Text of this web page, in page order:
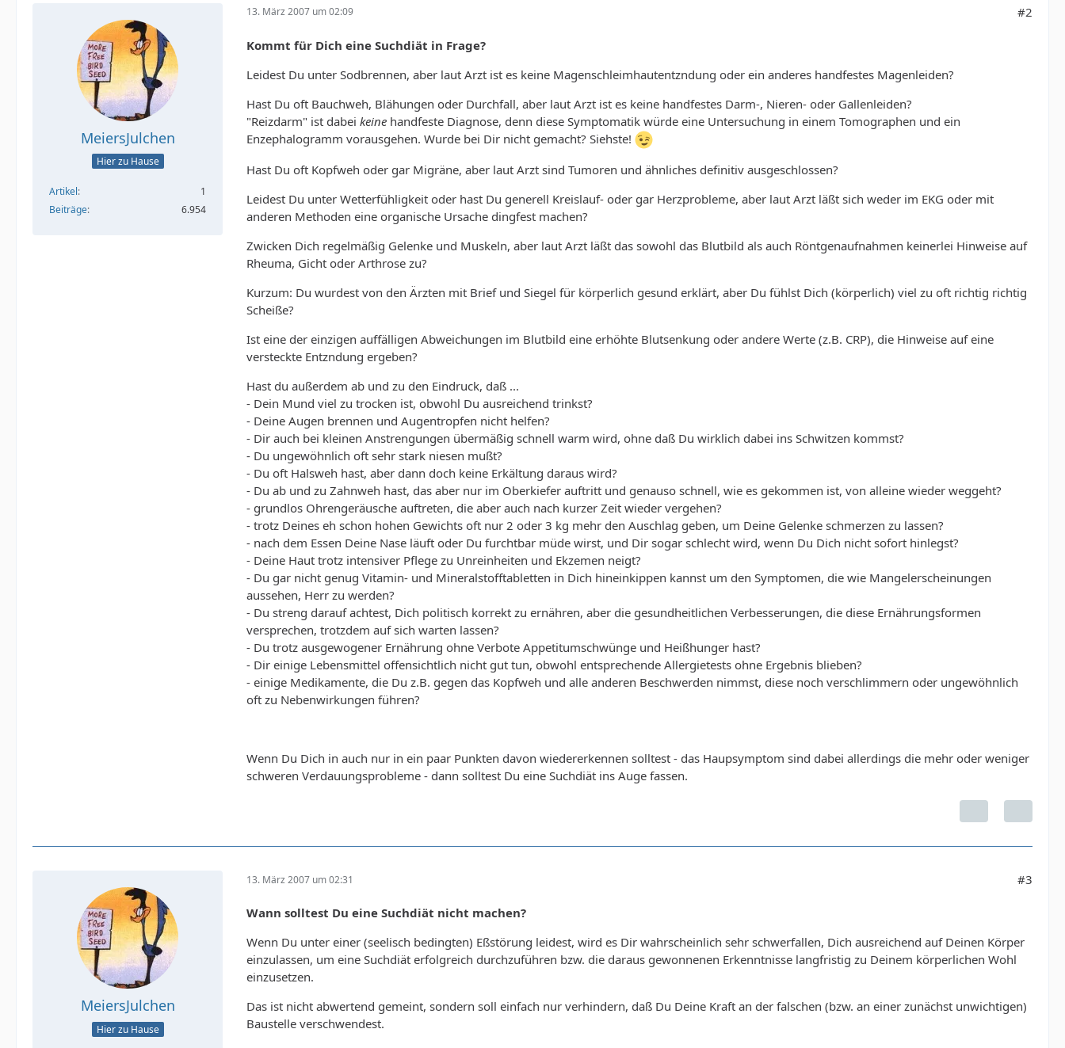
MeiersJulchen
Hier zu Hause
Artikel
1
Beiträge
6.954
13. März 2007 um 02:09 #2
Kommt für Dich eine Suchdiät in Frage?
Leidest Du unter Sodbrennen, aber laut Arzt ist es keine Magenschleimhautentzndung oder ein anderes handfestes Magenleiden?
Hast Du oft Bauchweh, Blähungen oder Durchfall, aber laut Arzt ist es keine handfestes Darm-, Nieren- oder Gallenleiden?
"Reizdarm" ist dabei keine handfeste Diagnose, denn diese Symptomatik würde eine Untersuchung in einem Tomographen und ein
Enzephalogramm vorausgehen. Wurde bei Dir nicht gemacht? Siehste!
Hast Du oft Kopfweh oder gar Migräne, aber laut Arzt sind Tumoren und ähnliches definitiv ausgeschlossen?
Leidest Du unter Wetterfühligkeit oder hast Du generell Kreislauf- oder gar Herzprobleme, aber laut Arzt läßt sich weder im EKG oder mit
anderen Methoden eine organische Ursache dingfest machen?
Zwicken Dich regelmäßig Gelenke und Muskeln, aber laut Arzt läßt das sowohl das Blutbild als auch Röntgenaufnahmen keinerlei Hinweise auf
Rheuma, Gicht oder Arthrose zu?
Kurzum: Du wurdest von den Ärzten mit Brief und Siegel für körperlich gesund erklärt, aber Du fühlst Dich (körperlich) viel zu oft richtig richtig
Scheiße?
Ist eine der einzigen auffälligen Abweichungen im Blutbild eine erhöhte Blutsenkung oder andere Werte (z.B. CRP), die Hinweise auf eine
versteckte Entzndung ergeben?
Hast du außerdem ab und zu den Eindruck, daß ...
- Dein Mund viel zu trocken ist, obwohl Du ausreichend trinkst?
- Deine Augen brennen und Augentropfen nicht helfen?
- Dir auch bei kleinen Anstrengungen übermäßig schnell warm wird, ohne daß Du wirklich dabei ins Schwitzen kommst?
- Du ungewöhnlich oft sehr stark niesen mußt?
- Du oft Halsweh hast, aber dann doch keine Erkältung daraus wird?
- Du ab und zu Zahnweh hast, das aber nur im Oberkiefer auftritt und genauso schnell, wie es gekommen ist, von alleine wieder weggeht?
- grundlos Ohrengeräusche auftreten, die aber auch nach kurzer Zeit wieder vergehen?
- trotz Deines eh schon hohen Gewichts oft nur 2 oder 3 kg mehr den Auschlag geben, um Deine Gelenke schmerzen zu lassen?
- nach dem Essen Deine Nase läuft oder Du furchtbar müde wirst, und Dir sogar schlecht wird, wenn Du Dich nicht sofort hinlegst?
- Deine Haut trotz intensiver Pflege zu Unreinheiten und Ekzemen neigt?
- Du gar nicht genug Vitamin- und Mineralstofftabletten in Dich hineinkippen kannst um den Symptomen, die wie Mangelerscheinungen
aussehen, Herr zu werden?
- Du streng darauf achtest, Dich politisch korrekt zu ernähren, aber die gesundheitlichen Verbesserungen, die diese Ernährungsformen
versprechen, trotzdem auf sich warten lassen?
- Du trotz ausgewogener Ernährung ohne Verbote Appetitumschwünge und Heißhunger hast?
- Dir einige Lebensmittel offensichtlich nicht gut tun, obwohl entsprechende Allergietests ohne Ergebnis blieben?
- einige Medikamente, die Du z.B. gegen das Kopfweh und alle anderen Beschwerden nimmst, diese noch verschlimmern oder ungewöhnlich
oft zu Nebenwirkungen führen?
Wenn Du Dich in auch nur in ein paar Punkten davon wiedererkennen solltest - das Haupsymptom sind dabei allerdings die mehr oder weniger
schweren Verdauungsprobleme - dann solltest Du eine Suchdiät ins Auge fassen.
MeiersJulchen
Hier zu Hause
13. März 2007 um 02:31 #3
Wann solltest Du eine Suchdiät nicht machen?
Wenn Du unter einer (seelisch bedingten) Eßstörung leidest, wird es Dir wahrscheinlich sehr schwerfallen, Dich ausreichend auf Deinen Körper
einzulassen, um eine Suchdiät erfolgreich durchzuführen bzw. die daraus gewonnenen Erkenntnisse langfristig zu Deinem körperlichen Wohl
einzusetzen.
Das ist nicht abwertend gemeint, sondern soll einfach nur verhindern, daß Du Deine Kraft an der falschen (bzw. an einer zunächst unwichtigen)
Baustelle verschwendest.